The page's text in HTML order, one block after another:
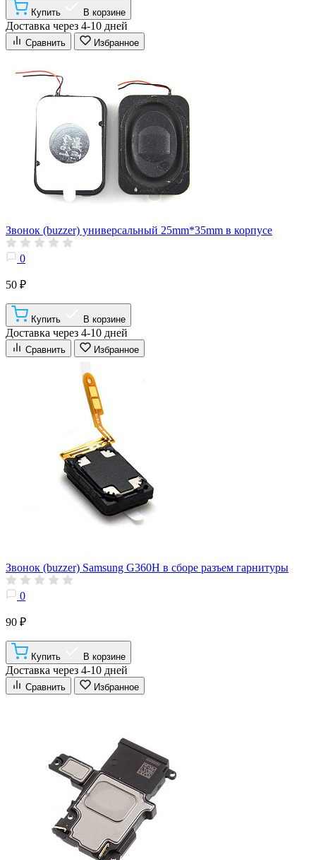
Купить В корзине
Доставка через 4-10 дней
Сравнить Избранное
Звонок (buzzer) универсальный 25mm*35mm в корпусе
0
50 ₽
Купить В корзине
Доставка через 4-10 дней
Сравнить Избранное
Звонок (buzzer) Samsung G360H в сборе разъем гарнитуры
0
90 ₽
Купить В корзине
Доставка через 4-10 дней
Сравнить Избранное